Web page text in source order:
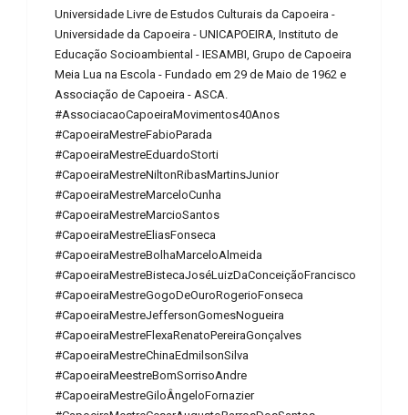
Universidade Livre de Estudos Culturais da Capoeira -
Universidade da Capoeira - UNICAPOEIRA, Instituto de
Educação Socioambiental - IESAMBI, Grupo de Capoeira
Meia Lua na Escola - Fundado em 29 de Maio de 1962 e
Associação de Capoeira - ASCA.
#AssociacaoCapoeiraMovimentos40Anos
#CapoeiraMestreFabioParada
#CapoeiraMestreEduardoStorti
#CapoeiraMestreNiltonRibasMartinsJunior
#CapoeiraMestreMarceloCunha
#CapoeiraMestreMarcioSantos
#CapoeiraMestreEliasFonseca
#CapoeiraMestreBolhaMarceloAlmeida
#CapoeiraMestreBistecaJoséLuizDaConceiçãoFrancisco
#CapoeiraMestreGogoDeOuroRogerioFonseca
#CapoeiraMestreJeffersonGomesNogueira
#CapoeiraMestreFlexaRenatoPereiraGonçalves
#CapoeiraMestreChinaEdmilsonSilva
#CapoeiraMeestreBomSorrisoAndre
#CapoeiraMestreGiloÂngeloFornazier